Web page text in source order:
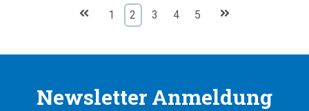
1 2 3 4 5
Newsletter Anmeldung